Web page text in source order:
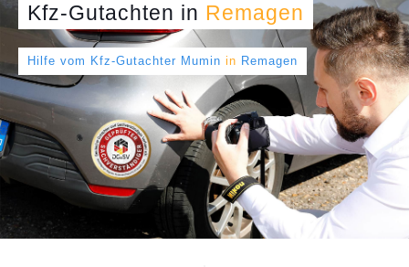
Kfz-Gutachten in Remagen
Hilfe vom Kfz-Gutachter Mumin in Remagen